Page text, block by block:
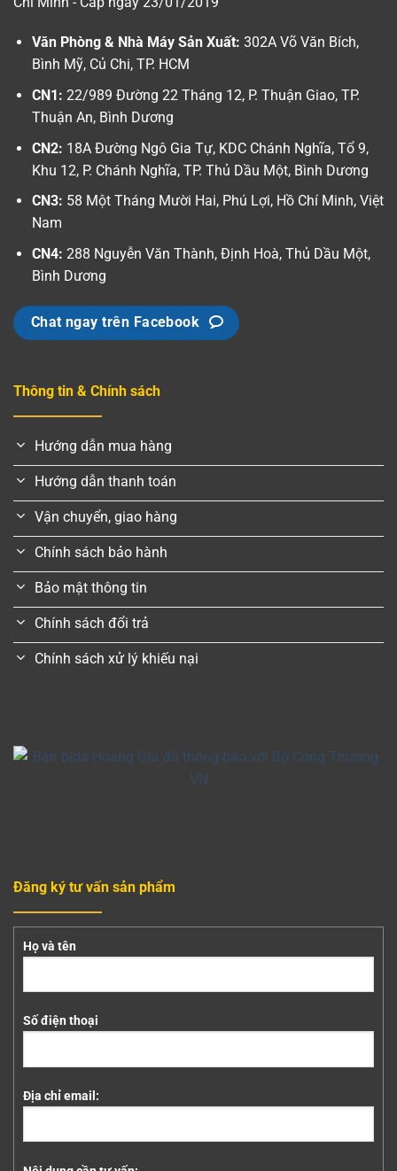
Văn Phòng & Nhà Máy Sản Xuất: 302A Võ Văn Bích,
Bình Mỹ, Củ Chi, TP. HCM
CN1: 22/989 Đường 22 Tháng 12, P. Thuận Giao, TP.
Thuận An, Bình Dương
CN2: 18A Đường Ngô Gia Tự, KDC Chánh Nghĩa, Tổ 9,
Khu 12, P. Chánh Nghĩa, TP. Thủ Dầu Một, Bình Dương
CN3: 58 Một Tháng Mười Hai, Phú Lợi, Hồ Chí Minh, Việt
Nam
CN4: 288 Nguyễn Văn Thành, Định Hoà, Thủ Dầu Một,
Bình Dương
Chat ngay trên Facebook
Thông tin & Chính sách
Hướng dẫn mua hàng
Hướng dẫn thanh toán
Vận chuyển, giao hàng
Chính sách bảo hành
Bảo mật thông tin
Chính sách đổi trả
Chính sách xử lý khiếu nại
Đăng ký tư vấn sản phẩm
Họ và tên
Số điện thoại
Địa chỉ email: